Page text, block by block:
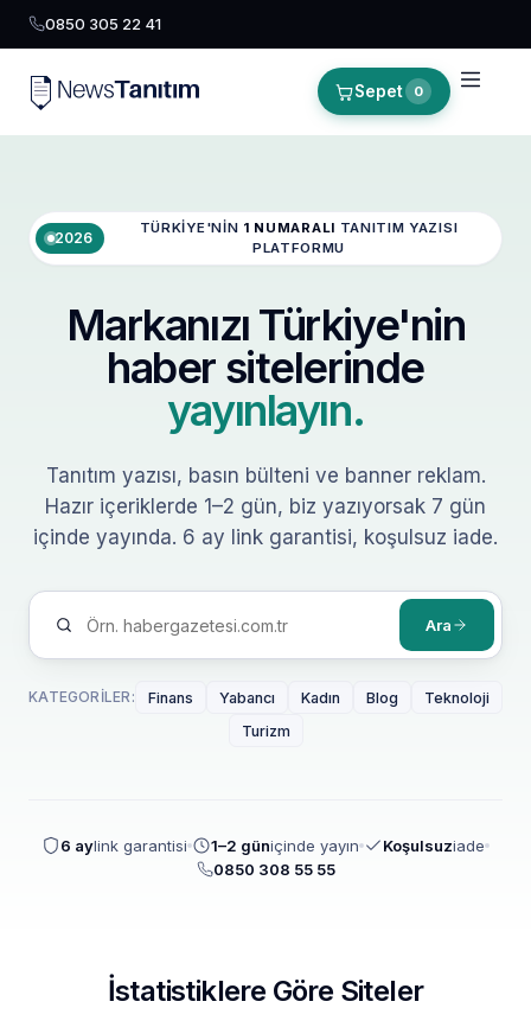
0850 305 22 41
Sepet 0
2026
TÜRKIYE'NIN 1 NUMARALI TANITIM YAZISI
PLATFORMU
Markanızı Türkiye'nin
haber sitelerinde
yayınlayın.
Tanıtım yazısı, basın bülteni ve banner reklam.
Hazır içeriklerde 1–2 gün, biz yazıyorsak 7 gün
içinde yayında. 6 ay link garantisi, koşulsuz iade.
Ara
KATEGORILER: Finans Yabancı Kadın Blog
Teknoloji
Turizm
6 aylink garantisi 1–2 güniçinde yayın Koşulsuziade
0850 308 55 55
İstatistiklere Göre Siteler